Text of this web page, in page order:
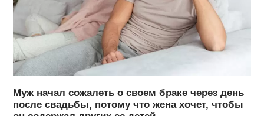
Муж начал сожалеть о своем браке через день
после свадьбы, потому что жена хочет, чтобы